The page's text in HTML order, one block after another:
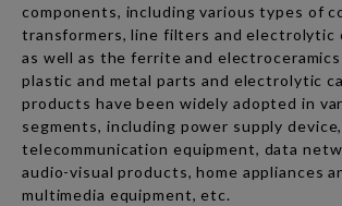
components, including various types of
transformers, line filters and electrolytic
as well as the ferrite and
plastic and metal parts and electrolytic
products have been widely adopted in
segments, including power supply device,
telecommunication equipment, data
audio-visual products, home appliances
multimedia equipment, etc.